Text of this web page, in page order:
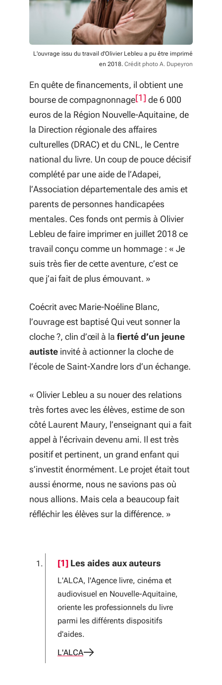
L'ouvrage issu du travail d'Olivier Lebleu a pu être imprimé
en 2018. Crédit photo A. Dupeyron
En quête de financements, il obtient une
bourse de compagnonnage[1] de 6 000
euros de la Région Nouvelle-Aquitaine, de
la Direction régionale des affaires
culturelles (DRAC) et du CNL, le Centre
national du livre. Un coup de pouce décisif
complété par une aide de l’Adapei,
l’Association départementale des amis et
parents de personnes handicapées
mentales. Ces fonds ont permis à Olivier
Lebleu de faire imprimer en juillet 2018 ce
travail conçu comme un hommage : « Je
suis très fier de cette aventure, c’est ce
que j’ai fait de plus émouvant. »
Coécrit avec Marie-Noéline Blanc,
l’ouvrage est baptisé Qui veut sonner la
cloche ?, clin d’œil à la fierté d’un jeune
autiste invité à actionner la cloche de
l’école de Saint-Xandre lors d’un échange.
« Olivier Lebleu a su nouer des relations
très fortes avec les élèves, estime de son
côté Laurent Maury, l’enseignant qui a fait
appel à l’écrivain devenu ami. Il est très
positif et pertinent, un grand enfant qui
s’investit énormément. Le projet était tout
aussi énorme, nous ne savions pas où
nous allions. Mais cela a beaucoup fait
réfléchir les élèves sur la différence. »
Notes de bas de page
[1] Les aides aux auteurs
L'ALCA, l'Agence livre, cinéma et
audiovisuel en Nouvelle-Aquitaine,
oriente les professionnels du livre
parmi les différents dispositifs
d'aides.
L'ALCA
à propos de Les aides aux auteurs